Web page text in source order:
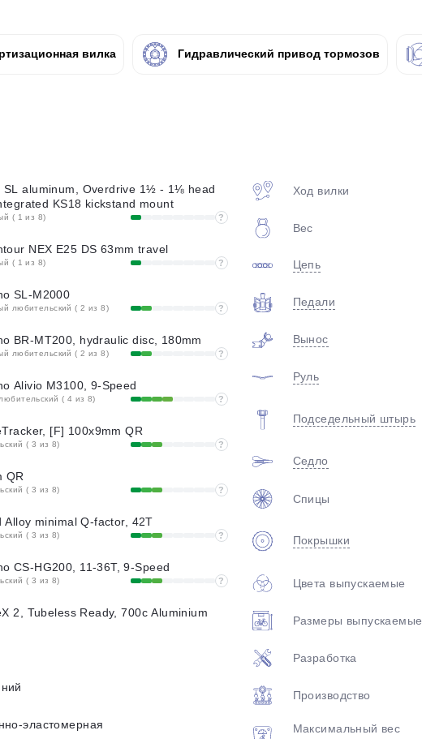
вилка Гидравлический привод тормозов
SL aluminum, Overdrive 1½ - 1⅛ head
KS18 kickstand mount
( 1 из 8) ?
NEX E25 DS 63mm travel
( 1 из 8) ?
SL-M2000
любительский ( 2 из 8) ?
BR-MT200, hydraulic disc, 180mm
любительский ( 2 из 8) ?
Alivio M3100, 9-Speed
( 4 из 8) ?
[F] 100x9mm QR
( 3 из 8) ?
QR
( 3 из 8) ?
Alloy minimal Q-factor, 42T
( 3 из 8) ?
CS-HG200, 11-36T, 9-Speed
( 3 из 8) ?
2, Tubeless Ready, 700c Aluminium
эластомерная
Ход вилки
Вес
Цепь
Педали
Вынос
Руль
Подседельный штырь
Седло
Спицы
Покрышки
Цвета выпускаемые
Размеры выпускаемые
Разработка
Производство
Максимальный вес
недели Остались вопросы?